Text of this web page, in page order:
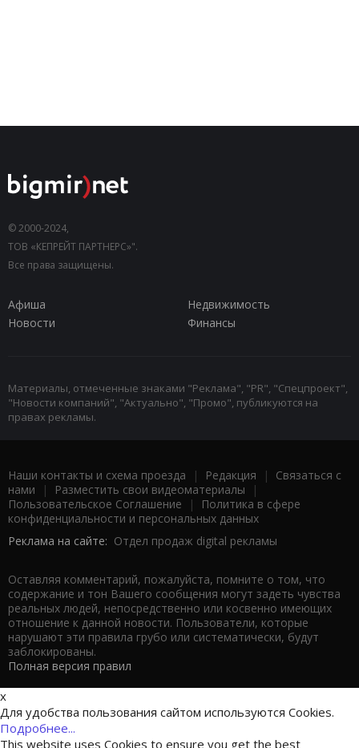
© 2000-2024,
ТОВ «КЕПРЕЙТ ПАРТНЕРС»".
Все права защищены.
Афиша
Недвижимость
Новости
Финансы
Материалы, отмеченные знаками "Реклама", "PR", "Спецпроект",
"Новости компаний", "Актуально", "Промо", публикуются на
правах рекламы.
Наши контакты и схема проезда | Редакция | Связаться с
нами | Разместить свои видеоматериалы |
Пользовательское Соглашение |
Политика в сфере
конфиденциальности и персональных данных
Реклама на сайте: Отдел продаж digital рекламы
Оставляя комментарий, пожалуйста, помните о том, что
содержание и тон Вашего сообщения могут задеть чувства
реальных людей, непосредственно или косвенно имеющих
отношение к данной новости. Пользователи, которые
нарушают эти правила грубо или систематически, будут
заблокированы.
Полная версия правил
x
Для удобства пользования сайтом используются Cookies.
Подробнее...
This website uses Cookies to ensure you get the best